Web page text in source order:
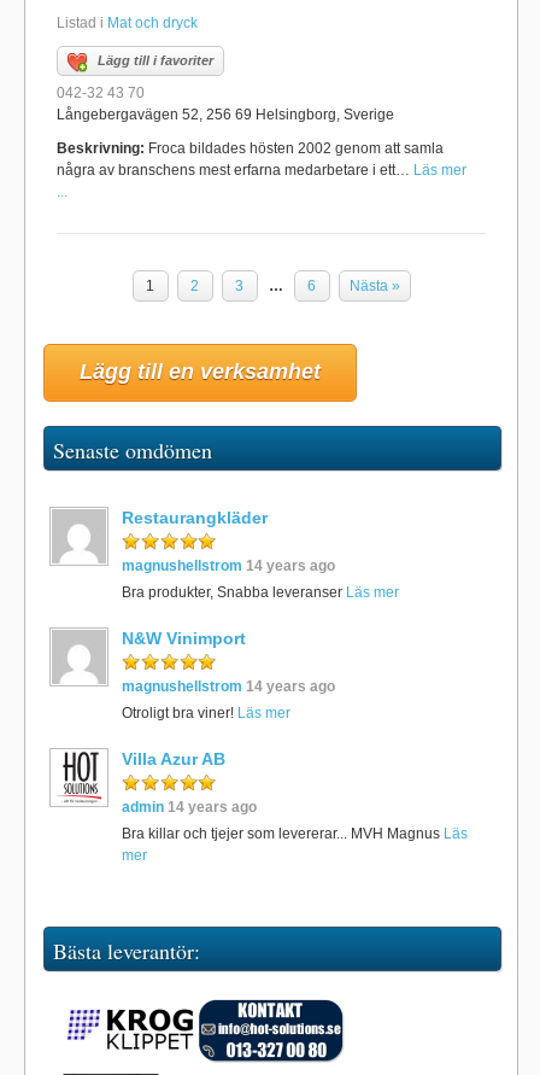
Listad i Mat och dryck
Lägg till i favoriter
042-32 43 70
Långebergavägen 52, 256 69 Helsingborg, Sverige
Beskrivning: Froca bildades hösten 2002 genom att samla
några av branschens mest erfarna medarbetare i ett… Läs mer
...
1 2 3 … 6 Nästa »
Lägg till en verksamhet
Senaste omdömen
Restaurangkläder
magnushellstrom 14 years ago
Bra produkter, Snabba leveranser Läs mer
N&W Vinimport
magnushellstrom 14 years ago
Otroligt bra viner! Läs mer
Villa Azur AB
admin 14 years ago
Bra killar och tjejer som levererar... MVH Magnus Läs
mer
Bästa leverantör: